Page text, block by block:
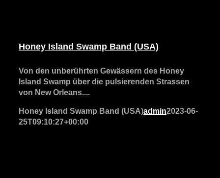
Honey Island Swamp Band (USA)
Von den unberührten Gewässern des Honey
Island Swamp über die pulsierenden Strassen
von New Orleans....
Honey Island Swamp Band (USA)admin2023-06-
25T09:10:27+00:00